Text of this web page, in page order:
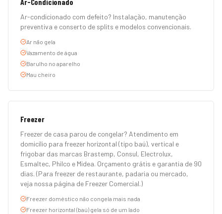
Ar-condicionado com defeito? Instalação, manutenção
preventiva e conserto de splits e modelos convencionais.
Ar não gela
Vazamento de água
Barulho no aparelho
Mau cheiro
Freezer
Freezer de casa parou de congelar? Atendimento em
domicílio para freezer horizontal (tipo baú), vertical e
frigobar das marcas Brastemp, Consul, Electrolux,
Esmaltec, Philco e Midea. Orçamento grátis e garantia de 90
dias. (Para freezer de restaurante, padaria ou mercado,
veja nossa página de Freezer Comercial.)
Freezer doméstico não congela mais nada
Freezer horizontal (baú) gela só de um lado